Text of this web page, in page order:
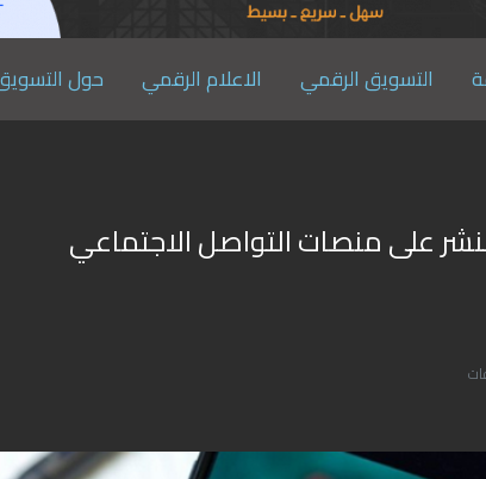
التسويق الرقمي الاعلام الرقمي حول
على منصات التواصل الاجتماعي